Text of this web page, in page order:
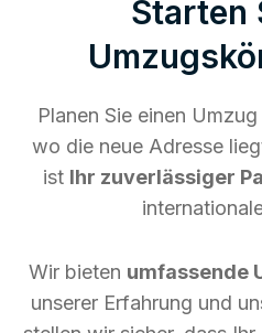
Starten
Planen Sie einen
wo die neue Adresse
ist Ihr zuverlässiger
Wir bieten umfassende
unserer Erfahrung und